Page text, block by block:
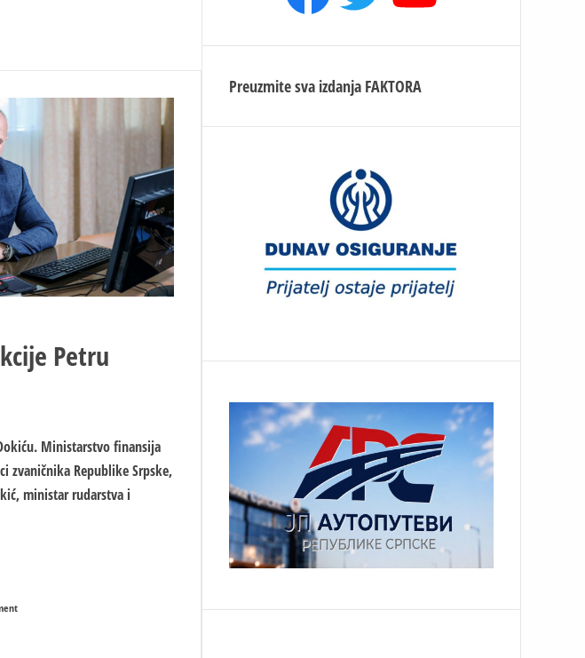
Petru
Ministarstvo finansija
zvaničnika Republike Srpske,
ministar rudarstva i
on
Preuzmite sva izdanja FAKTORA